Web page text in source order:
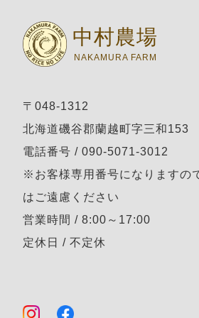
中村農場
NAKAMURA FARM
〒048-1312
北海道磯谷郡蘭越町字三和153
電話番号 / 090-5071-3012
※お客様専用番号になりますの
はご遠慮ください
営業時間 / 8:00～17:00
定休日 / 不定休